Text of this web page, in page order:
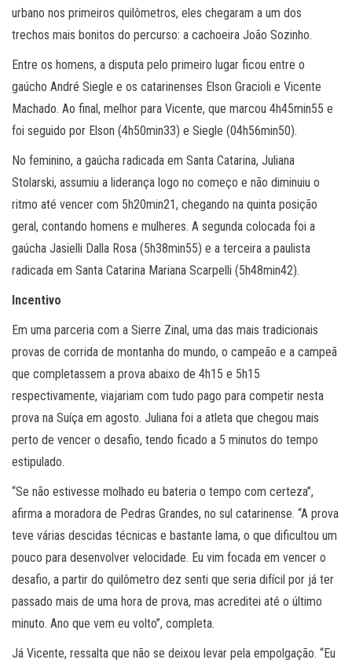
urbano nos primeiros quilômetros, eles chegaram a um dos
trechos mais bonitos do percurso: a cachoeira João Sozinho.
Entre os homens, a disputa pelo primeiro lugar ficou entre o
gaúcho André Siegle e os catarinenses Elson Gracioli e Vicente
Machado. Ao final, melhor para Vicente, que marcou 4h45min55 e
foi seguido por Elson (4h50min33) e Siegle (04h56min50).
No feminino, a gaúcha radicada em Santa Catarina, Juliana
Stolarski, assumiu a liderança logo no começo e não diminuiu o
ritmo até vencer com 5h20min21, chegando na quinta posição
geral, contando homens e mulheres. A segunda colocada foi a
gaúcha Jasielli Dalla Rosa (5h38min55) e a terceira a paulista
radicada em Santa Catarina Mariana Scarpelli (5h48min42).
Incentivo
Em uma parceria com a Sierre Zinal, uma das mais tradicionais
provas de corrida de montanha do mundo, o campeão e a campeã
que completassem a prova abaixo de 4h15 e 5h15
respectivamente, viajariam com tudo pago para competir nesta
prova na Suíça em agosto. Juliana foi a atleta que chegou mais
perto de vencer o desafio, tendo ficado a 5 minutos do tempo
estipulado.
“Se não estivesse molhado eu bateria o tempo com certeza”,
afirma a moradora de Pedras Grandes, no sul catarinense. “A prova
teve várias descidas técnicas e bastante lama, o que dificultou um
pouco para desenvolver velocidade. Eu vim focada em vencer o
desafio, a partir do quilômetro dez senti que seria difícil por já ter
passado mais de uma hora de prova, mas acreditei até o último
minuto. Ano que vem eu volto”, completa.
Já Vicente, ressalta que não se deixou levar pela empolgação. “Eu